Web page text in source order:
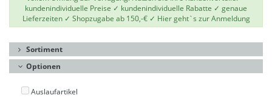
kundenindividuelle Preise ✓ kundenindividuelle Rabatte ✓ genaue
Lieferzeiten ✓ Shopzugabe ab 150,-€ ✓ Hier geht`s zur Anmeldung
Sortiment
Optionen
Auslaufartikel